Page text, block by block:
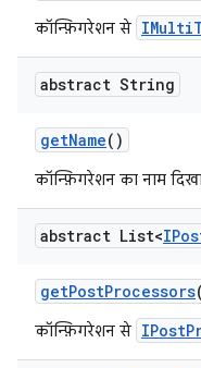
कॉन्फ़िगरेशन से
abstract String
getName()
कॉन्फ़िगरेशन का नाम
abstract List<
getPostProcessors
कॉन्फ़िगरेशन से